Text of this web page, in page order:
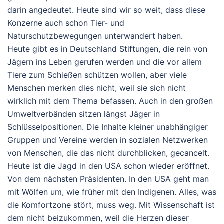
darin angedeutet. Heute sind wir so weit, dass diese
Konzerne auch schon Tier- und
Naturschutzbewegungen unterwandert haben.
Heute gibt es in Deutschland Stiftungen, die rein von
Jägern ins Leben gerufen werden und die vor allem
Tiere zum Schießen schützen wollen, aber viele
Menschen merken dies nicht, weil sie sich nicht
wirklich mit dem Thema befassen. Auch in den großen
Umweltverbänden sitzen längst Jäger in
Schlüsselpositionen. Die Inhalte kleiner unabhängiger
Gruppen und Vereine werden in sozialen Netzwerken
von Menschen, die das nicht durchblicken, gecancelt.
Heute ist die Jagd in den USA schon wieder eröffnet.
Von dem nächsten Präsidenten. In den USA geht man
mit Wölfen um, wie früher mit den Indigenen. Alles, was
die Komfortzone stört, muss weg. Mit Wissenschaft ist
dem nicht beizukommen, weil die Herzen dieser